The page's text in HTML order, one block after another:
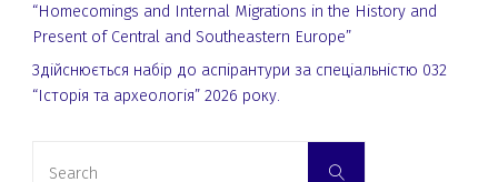
“Homecomings and Internal Migrations in the History and
Present of Central and Southeastern Europe”
Здійснюється набір до аспірантури за спеціальністю 032
“Історія та археологія” 2026 року.
Search